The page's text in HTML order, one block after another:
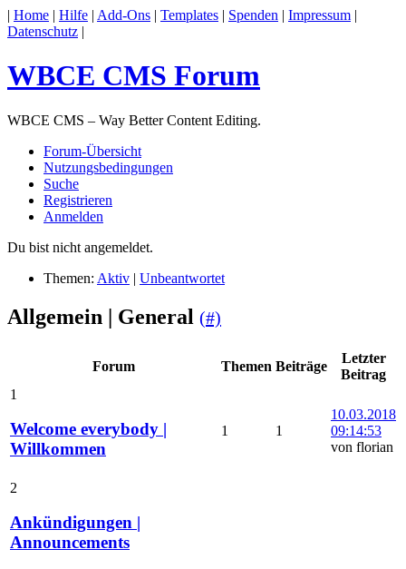
| Home | Hilfe | Add-Ons | Templates | Spenden | Impressum |
Datenschutz |
WBCE CMS Forum
WBCE CMS – Way Better Content Editing.
Forum-Übersicht
Nutzungsbedingungen
Suche
Registrieren
Anmelden
Du bist nicht angemeldet.
Themen: Aktiv | Unbeantwortet
Allgemein | General (#)
Forum Themen Beiträge
Letzter
Beitrag
1
Welcome everybody |
Willkommen
1 1
10.03.2018
09:14:53
von florian
2
Ankündigungen |
Announcements